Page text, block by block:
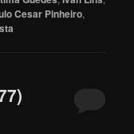
Cesar Pinheiro,